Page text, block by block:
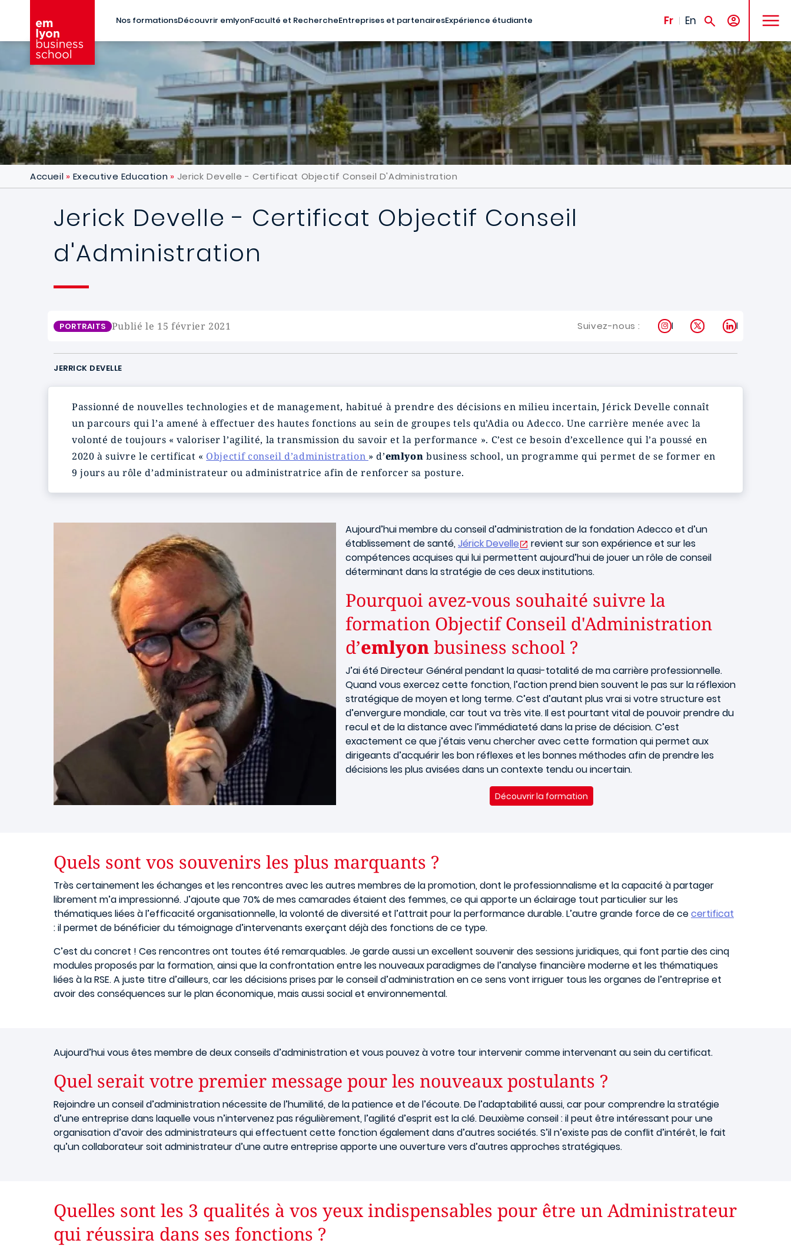
Nos formationsDécouvrir emlyonFaculté et RechercheEntreprises et partenairesExpérience étudiante Fr En
MENU
Accueil Executive Education Jerick Develle - Certificat Objectif Conseil D'Administration
Jerick Develle - Certificat Objectif Conseil
d'Administration
PORTRAITS Publié le 15 février 2021 Suivez-nous : Instagram
X LinkedIn
JERRICK DEVELLE
Passionné de nouvelles technologies et de management, habitué à prendre des décisions en milieu incertain, Jérick Develle connaît
un parcours qui l’a amené à effectuer des hautes fonctions au sein de groupes tels qu’Adia ou Adecco. Une carrière menée avec la
volonté de toujours « valoriser l’agilité, la transmission du savoir et la performance ». C’est ce besoin d’excellence qui l’a poussé en
2020 à suivre le certificat « Objectif conseil d’administration » d’emlyon business school, un programme qui permet de se former en
9 jours au rôle d’administrateur ou administratrice afin de renforcer sa posture.
Aujourd’hui membre du conseil d’administration de la fondation Adecco et d’un
établissement de santé,Jérick Develle
revient sur son expérience et sur les
compétences acquises qui lui permettent aujourd’hui de jouer un rôle de conseil
déterminant dans la stratégie de ces deux institutions.
Pourquoi avez-vous souhaité suivre la
formation Objectif Conseil d'Administration
d’emlyonbusiness school ?
J’ai été Directeur Général pendant la quasi-totalité de ma carrière professionnelle.
Quand vous exercez cette fonction, l’action prend bien souvent le pas sur la réflexion
stratégique de moyen et long terme. C’est d’autant plus vrai si votre structure est
d’envergure mondiale, car tout va très vite. Il est pourtant vital de pouvoir prendre du
recul et de la distance avec l’immédiateté dans la prise de décision. C’est
exactement ce que j’étais venu chercher avec cette formation qui permet aux
dirigeants d’acquérir les bon réflexes et les bonnes méthodes afin de prendre les
décisions les plus avisées dans un contexte tendu ou incertain.
Découvrir la formation
Quels sont vos souvenirs les plus marquants ?
Très certainement les échanges et les rencontres avec les autres membres de la promotion, dont le professionnalisme et la capacité à partager
librement m’a impressionné. J’ajoute que 70% de mes camarades étaient des femmes, ce qui apporte un éclairage tout particulier sur les
thématiques liées à l’efficacité organisationnelle, la volonté de diversité et l’attrait pour la performance durable. L’autre grande force de cecertificat
: il permet de bénéficier du témoignage d’intervenants exerçant déjà des fonctions de ce type.
C’est du concret ! Ces rencontres ont toutes été remarquables. Je garde aussi un excellent souvenir des sessions juridiques, qui font partie des cinq
modules proposés par la formation, ainsi que la confrontation entre les nouveaux paradigmes de l’analyse financière moderne et les thématiques
liées à la RSE. A juste titre d’ailleurs, car les décisions prises par le conseil d’administration en ce sens vont irriguer tous les organes de l’entreprise et
avoir des conséquences sur le plan économique, mais aussi social et environnemental.
Aujourd’hui vous êtes membre de deux conseils d’administration et vous pouvez à votre tour intervenir comme intervenant au sein du certificat.
Quel serait votre premier message pour les nouveaux postulants ?
Rejoindre un conseil d’administration nécessite de l’humilité, de la patience et de l’écoute. De l’adaptabilité aussi, car pour comprendre la stratégie
d’une entreprise dans laquelle vous n’intervenez pas régulièrement, l’agilité d’esprit est la clé. Deuxième conseil : il peut être intéressant pour une
organisation d’avoir des administrateurs qui effectuent cette fonction également dans d’autres sociétés. S’il n’existe pas de conflit d’intérêt, le fait
qu’un collaborateur soit administrateur d’une autre entreprise apporte une ouverture vers d’autres approches stratégiques.
Quelles sont les 3 qualités à vos yeux indispensables pour être un Administrateur
qui réussira dans ses fonctions ?